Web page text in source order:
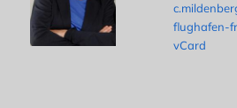
flughafen-
vCard